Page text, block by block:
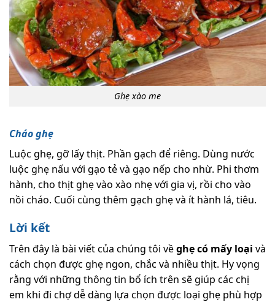
Ghẹ xào me
Cháo ghẹ
Luộc ghẹ, gỡ lấy thịt. Phần gạch để riêng. Dùng nước
luộc ghẹ nấu với gạo tẻ và gạo nếp cho nhừ. Phi thơm
hành, cho thịt ghẹ vào xào nhẹ với gia vị, rồi cho vào
nồi cháo. Cuối cùng thêm gạch ghẹ và ít hành lá, tiêu.
Lời kết
Trên đây là bài viết của chúng tôi vềghẹ có mấy loại và
cách chọn được ghẹ ngon, chắc và nhiều thịt. Hy vọng
rằng với những thông tin bổ ích trên sẽ giúp các chị
em khi đi chợ dễ dàng lựa chọn được loại ghẹ phù hợp